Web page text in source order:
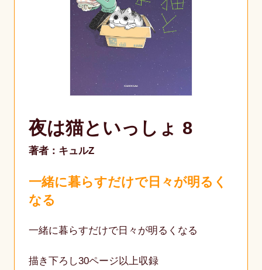
夜は猫といっしょ 8
著者：キュルZ
一緒に暮らすだけで日々が明るく
なる
一緒に暮らすだけで日々が明るくなる
描き下ろし30ページ以上収録